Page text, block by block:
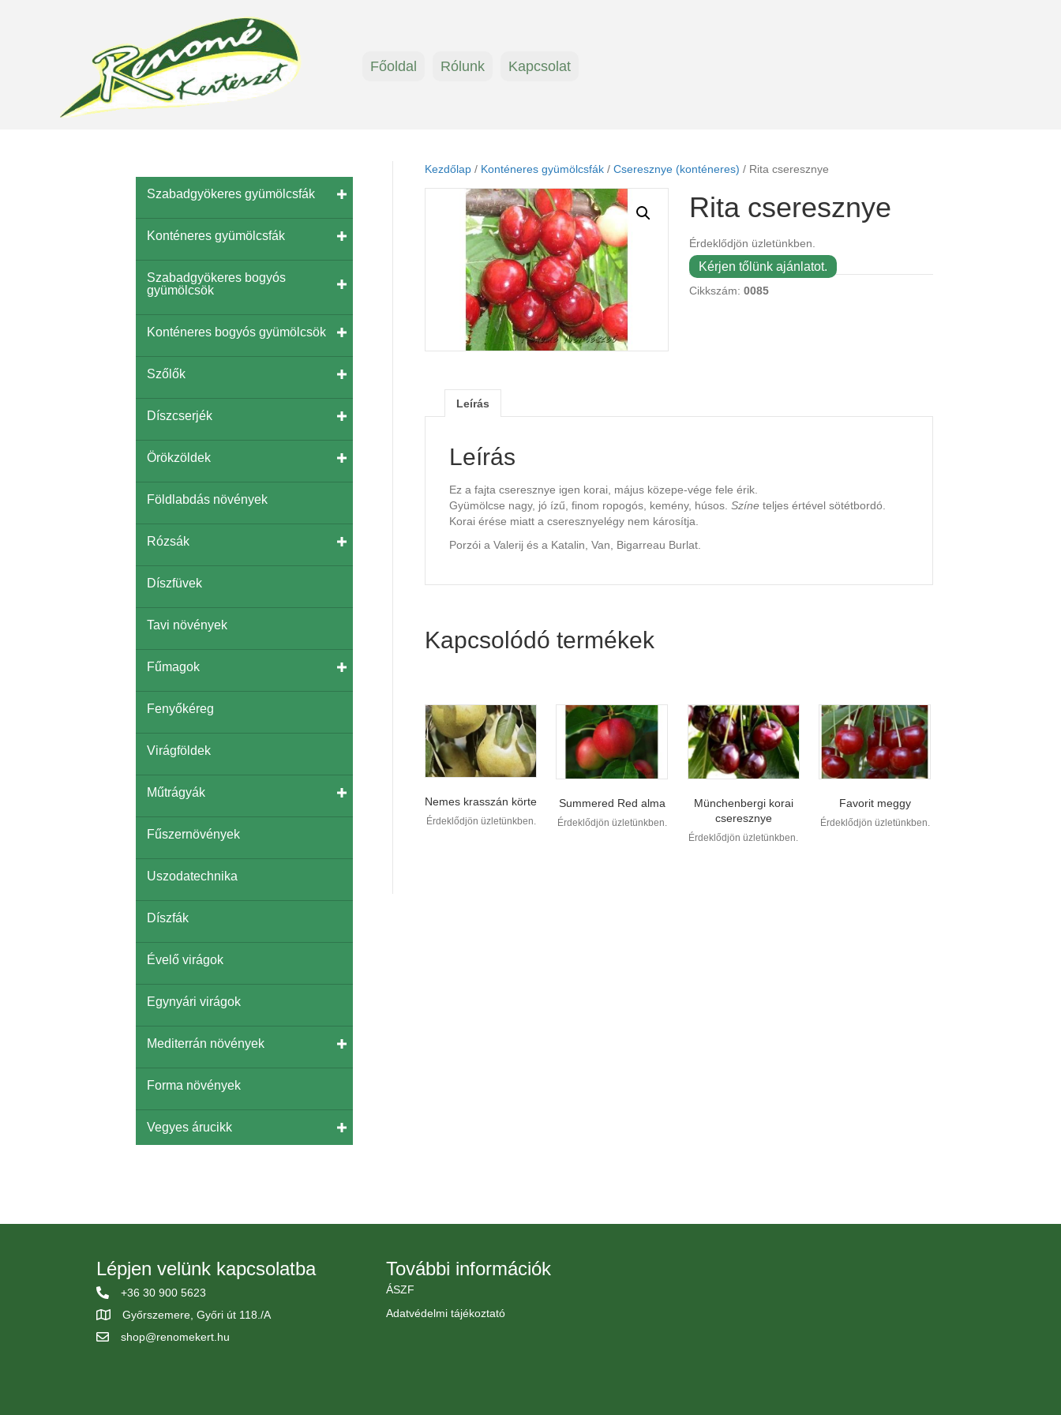
Főoldal Rólunk Kapcsolat
Kezdőlap / Konténeres gyümölcsfák / Cseresznye (konténeres) / Rita cseresznye
Rita cseresznye
Érdeklődjön üzletünkben.
Kérjen tőlünk ajánlatot.
Cikkszám: 0085
Leírás
Leírás
Ez a fajta cseresznye igen korai, május közepe-vége fele érik.
Gyümölcse nagy, jó ízű, finom ropogós, kemény, húsos. Színe teljes értével sötétbordó.
Korai érése miatt a cseresznyelégy nem károsítja.
Porzói a Valerij és a Katalin, Van, Bigarreau Burlat.
Kapcsolódó termékek
Nemes krasszán körte
Érdeklődjön üzletünkben.
Summered Red alma
Érdeklődjön üzletünkben.
Münchenbergi korai
cseresznye
Érdeklődjön üzletünkben.
Favorit meggy
Érdeklődjön üzletünkben.
Szabadgyökeres gyümölcsfák
Konténeres gyümölcsfák
Szabadgyökeres bogyós
gyümölcsök
Konténeres bogyós gyümölcsök
Szőlők
Díszcserjék
Örökzöldek
Földlabdás növények
Rózsák
Díszfüvek
Tavi növények
Fűmagok
Fenyőkéreg
Virágföldek
Műtrágyák
Fűszernövények
Uszodatechnika
Díszfák
Évelő virágok
Egynyári virágok
Mediterrán növények
Forma növények
Vegyes árucikk
Lépjen velünk kapcsolatba
+36 30 900 5623
Győrszemere, Győri út 118./A
shop@renomekert.hu
További információk
ÁSZF
Adatvédelmi tájékoztató